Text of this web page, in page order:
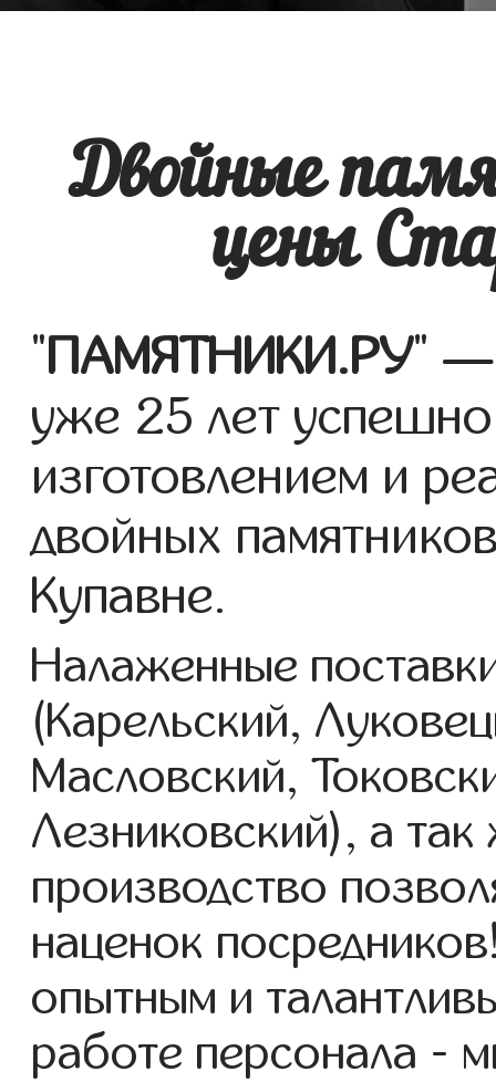
Двойные
цены
"ПАМЯТНИКИ.РУ" —
уже 25 лет
изготовлением и
двойных
Купавне.
Налаженные
(Карельский,
Масловский,
Лезниковский), а
производство
наценок
опытным и
работе персонала -